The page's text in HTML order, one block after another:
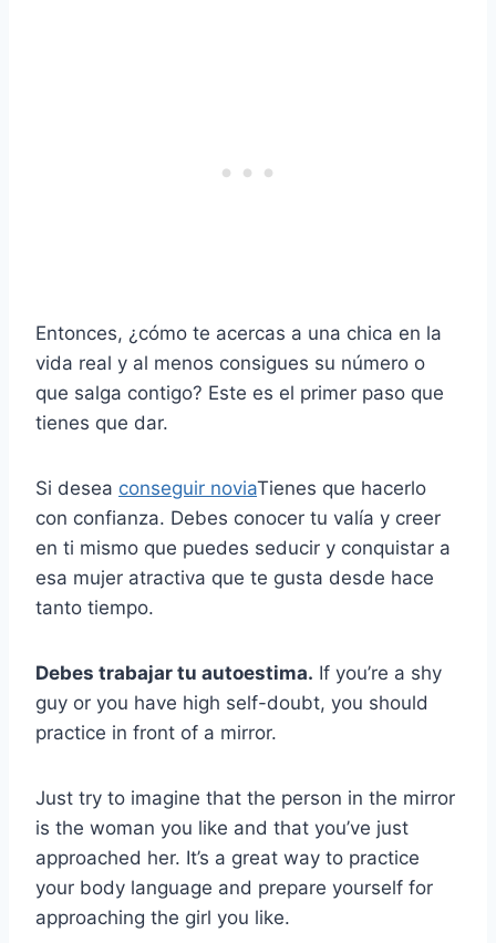
Entonces, ¿cómo te acercas a una chica en la
vida real y al menos consigues su número o
que salga contigo? Este es el primer paso que
tienes que dar.
Si desea conseguir noviaTienes que hacerlo
con confianza. Debes conocer tu valía y creer
en ti mismo que puedes seducir y conquistar a
esa mujer atractiva que te gusta desde hace
tanto tiempo.
Debes trabajar tu autoestima. If you’re a shy
guy or you have high self-doubt, you should
practice in front of a mirror.
Just try to imagine that the person in the mirror
is the woman you like and that you’ve just
approached her. It’s a great way to practice
your body language and prepare yourself for
approaching the girl you like.